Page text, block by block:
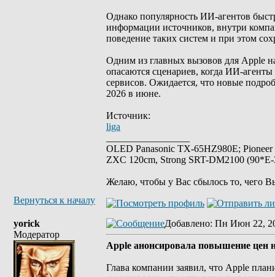
Однако популярность ИИ-агентов
информации источников, внутри
поведение таких систем и при этом
Одним из главных вызовов для Apple
опасаются сценариев, когда ИИ-
сервисов. Ожидается, что новые
2026 в июне.
Источник:
liga
OLED Panasonic TX-65HZ980E;
ZXC 120cm, Strong SRT-DM2100
Желаю, чтобы у Вас сбылось то, чего
Вернуться к началу
yorick
Модератор
Добавлено: Пн Июн 22,
Apple анонсировала повышение цен
Глава компании заявил, что Apple